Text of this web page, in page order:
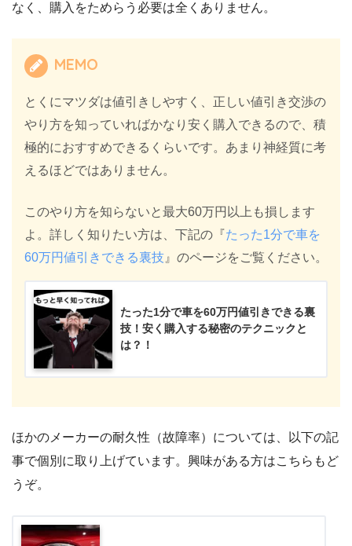
なく、購入をためらう必要は全くありません。
MEMO
とくにマツダは値引きしやすく、正しい値引き交渉の
やり方を知っていればかなり安く購入できるので、積
極的におすすめできるくらいです。あまり神経質に考
えるほどではありません。
このやり方を知らないと最大60万円以上も損します
よ。詳しく知りたい方は、下記の『たった1分で車を
60万円値引きできる裏技 』のページをご覧ください。
たった1分で車を60万円値引きできる裏
技！安く購入する秘密のテクニックと
は？！
ほかのメーカーの耐久性（故障率）については、以下の記
事で個別に取り上げています。興味がある方はこちらもど
うぞ。